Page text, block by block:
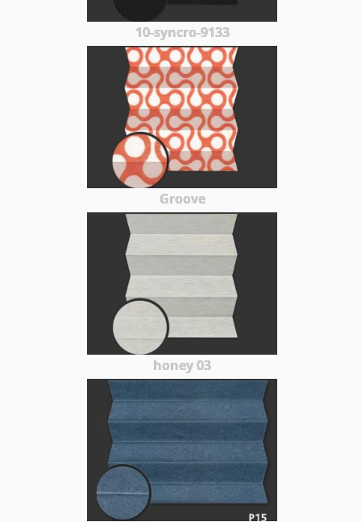
10-syncro-9133
Groove
honey 03